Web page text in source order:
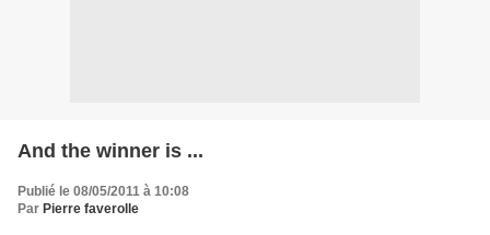
And the winner is ...
Publié le 08/05/2011 à 10:08
Par Pierre faverolle